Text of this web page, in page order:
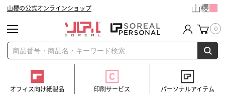
山櫻の公式オンラインショップ
0
オフィス向け紙製品 印刷サービス パーソナルアイテム